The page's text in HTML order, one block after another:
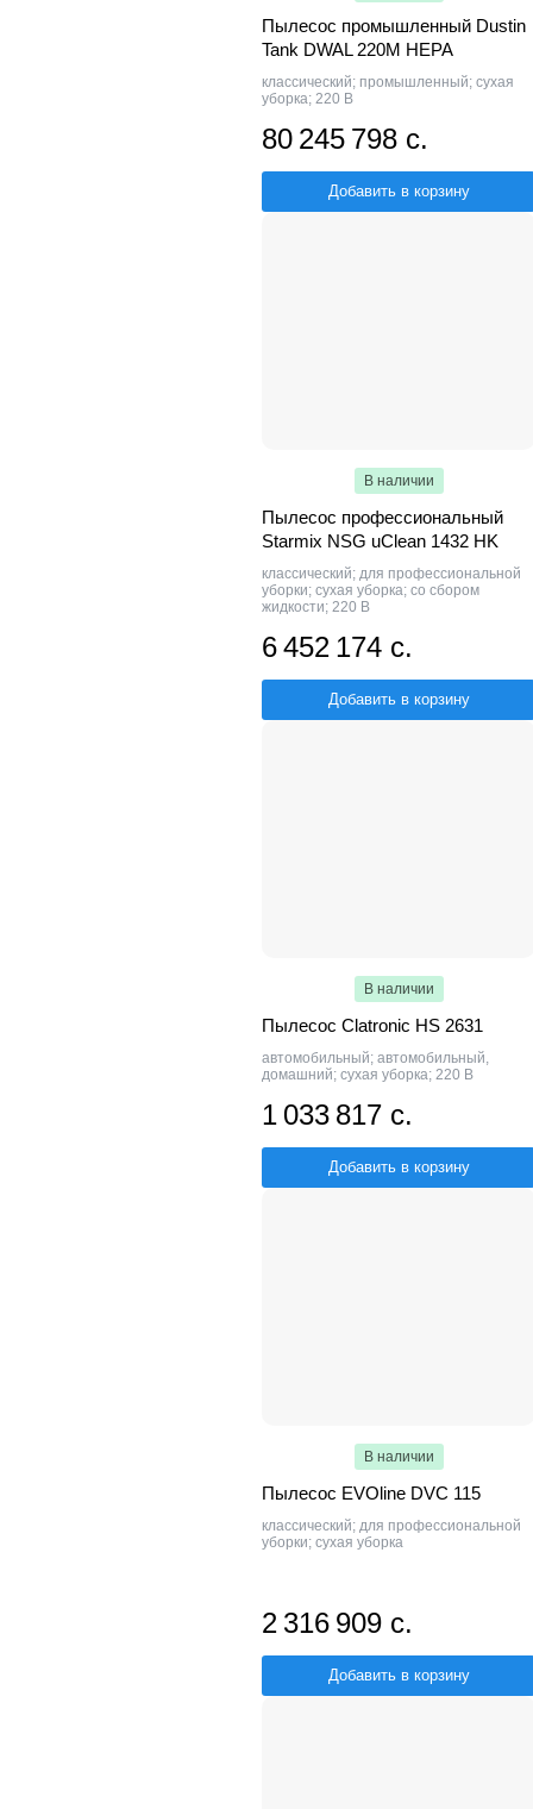
Пылесос промышленный Dustin
Tank DWAL 220M HEPA
классический; промышленный; сухая
уборка; 220 В
80 245 798 с.
Добавить в корзину
В наличии
Пылесос профессиональный
Starmix NSG uClean 1432 НK
классический; для профессиональной
уборки; сухая уборка; со сбором
жидкости; 220 В
6 452 174 с.
Добавить в корзину
В наличии
Пылесос Clatronic HS 2631
автомобильный; автомобильный,
домашний; сухая уборка; 220 В
1 033 817 с.
Добавить в корзину
В наличии
Пылесос EVOline DVC 115
классический; для профессиональной
уборки; сухая уборка
2 316 909 с.
Добавить в корзину